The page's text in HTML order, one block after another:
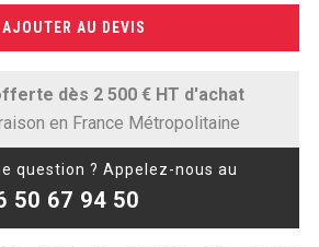
RÉFRIGÉRÉ
COMPACTE
PRÉPARATION 700 / 800
COMPACTE
AJOUTER AU DEVIS
dès 2 500 € HT d'achat
en France Métropolitaine
question ? Appelez-nous au
50 67 94 50